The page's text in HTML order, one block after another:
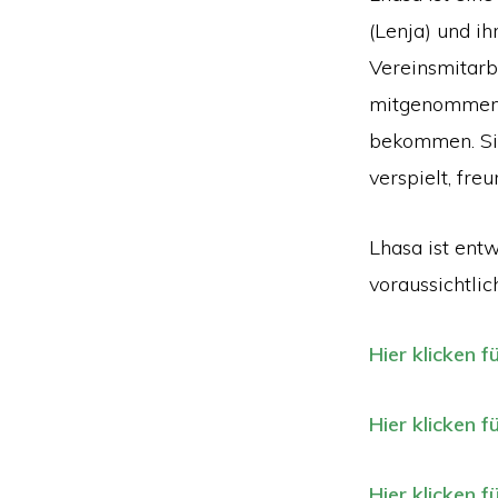
(Lenja) und
bekommen.
verspielt,
Lhasa ist
Hier klicken
Hier klicken